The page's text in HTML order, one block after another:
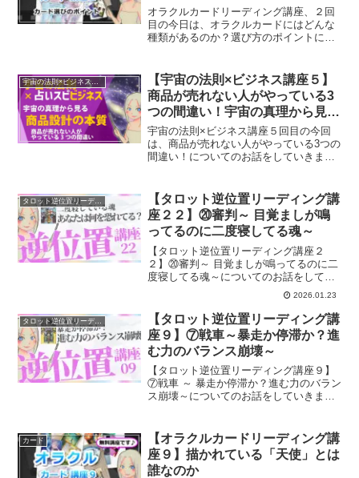
オラクルカードリーディング講座、２回
目の今日は、オラクルカードにはどんな
種類があるのか？選び方のポイントにつ
宇宙の法則×ビジネス講座
【宇宙の法則×ビジネス講座５】
商品が売れない人がやっている3
つの間違い！宇宙の真理から見る
商品設計の本質
宇宙の法則×ビジネス講座５回目の今回
は、商品が売れない人がやっている3つの
間違い！についてのお話をしていきま
タロット逆位置リーディング講座
【タロット逆位置リーディング講
座２２】⑳審判～ 目覚ましが鳴
ってるのに二度寝してる魂～
【タロット逆位置リーディング講座２
２】⑳審判～ 目覚ましが鳴ってるのに二
度寝してる魂～についてのお話をしてい
2026.01.23
【タロット逆位置リーディング講
座９】⑦戦車～暴走か停滞か？進
む力のバランス崩壊～
【タロット逆位置リーディング講座９】
⑦戦車 ～ 暴走か停滞か？進む力のバラン
ス崩壊～についてのお話をしていきま
カード
【オラクルカードリーディング講
座９】描かれている「天使」とは
誰なのか